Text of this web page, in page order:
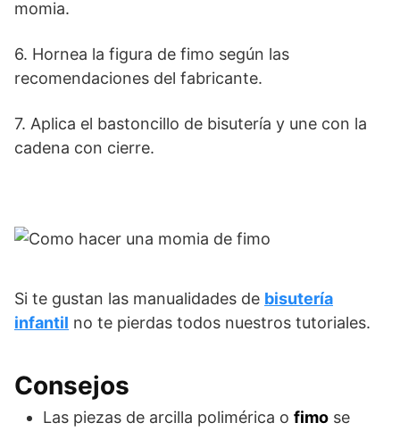
momia.
6. Hornea la figura de fimo según las
recomendaciones del fabricante.
7. Aplica el bastoncillo de bisutería y une con la
cadena con cierre.
Si te gustan las manualidades de bisutería
infantil no te pierdas todos nuestros tutoriales.
Consejos
Las piezas de arcilla polimérica o fimo se